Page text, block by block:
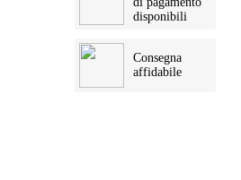
disponibili
Consegna
affidabile